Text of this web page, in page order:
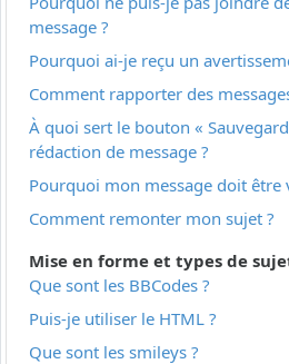
message ?
Pourquoi ai-je reçu un
Comment rapporter des
À quoi sert le bouton «
rédaction de message ?
Pourquoi mon message doit être
Comment remonter mon sujet ?
Mise en forme et types de
Que sont les BBCodes ?
Puis-je utiliser le HTML ?
Que sont les smileys ?